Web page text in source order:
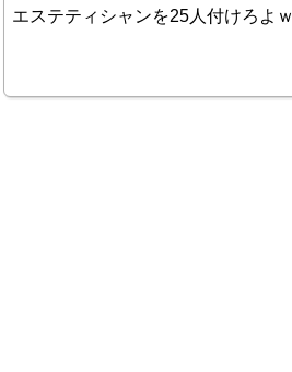
エステティシャンを25人付けろよｗ